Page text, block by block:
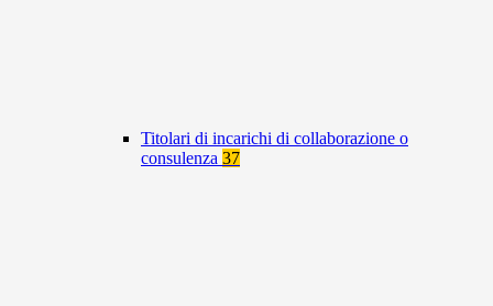
Titolari di incarichi di collaborazione o
consulenza 37